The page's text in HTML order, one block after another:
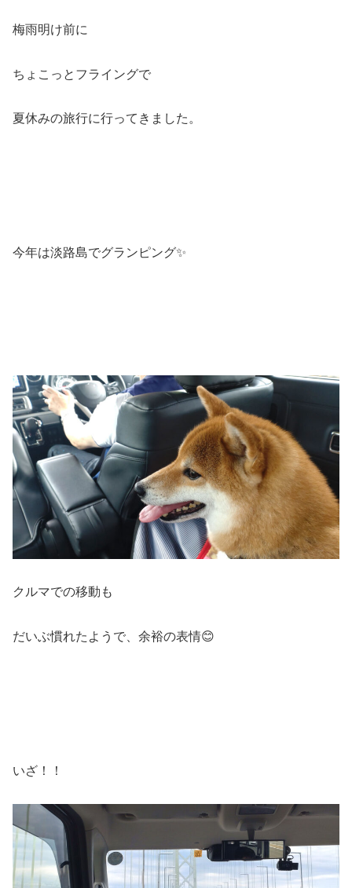
梅雨明け前に
ちょこっとフライングで
夏休みの旅行に行ってきました。
今年は淡路島でグランピング✨
クルマでの移動も
だいぶ慣れたようで、余裕の表情😊
いざ！！